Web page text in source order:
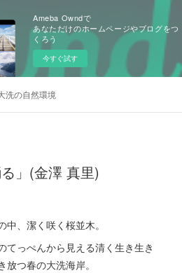
Ameba Owndで
あなただけのホームページやブログをつ
くろう
今すぐ試す
洗の自然環境
」(金澤 真里)
、潔く咲く桜並木。
てっぺんから見える清く生き生き
つ春の大洗海岸。